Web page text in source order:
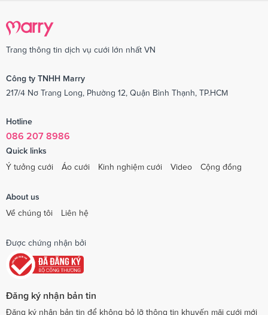
Trang thông tin dịch vụ cưới lớn nhất VN
Công ty TNHH Marry
217/4 Nơ Trang Long, Phường 12, Quận Bình Thạnh, TP.HCM
Hotline
086 207 8986
Quick links
Ý tưởng cưới
Áo cưới Kinh nghiệm cưới Video Cộng đồng
About us
Về chúng tôi
Liên hệ
Được chứng nhận bởi
Đăng ký nhận bản tin
Đăng ký nhận bản tin để không bỏ lỡ thông tin khuyến mãi cưới mới